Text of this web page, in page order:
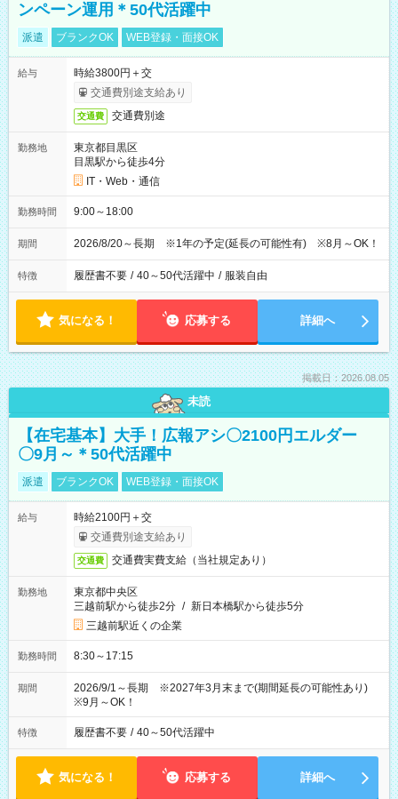
ンペーン運用＊50代活躍中
派遣 ブランクOK WEB登録・面接OK
給与
時給3800円＋交
交通費別途支給あり
交通費 交通費別途
勤務地
東京都目黒区
目黒駅から徒歩4分
IT・Web・通信
勤務時間 9:00～18:00
期間 2026/8/20～長期 ※1年の予定(延長の可能性有) ※8月～OK！
特徴 履歴書不要 / 40～50代活躍中 / 服装自由
気になる！ 応募する 詳細へ
掲載日：2026.08.05
未読
【在宅基本】大手！広報アシ〇2100円エルダー
〇9月～＊50代活躍中
派遣 ブランクOK WEB登録・面接OK
給与
時給2100円＋交
交通費別途支給あり
交通費 交通費実費支給（当社規定あり）
勤務地
東京都中央区
三越前駅から徒歩2分 / 新日本橋駅から徒歩5分
三越前駅近くの企業
勤務時間 8:30～17:15
期間
2026/9/1～長期 ※2027年3月末まで(期間延長の可能性あり)
※9月～OK！
特徴 履歴書不要 / 40～50代活躍中
気になる！ 応募する 詳細へ